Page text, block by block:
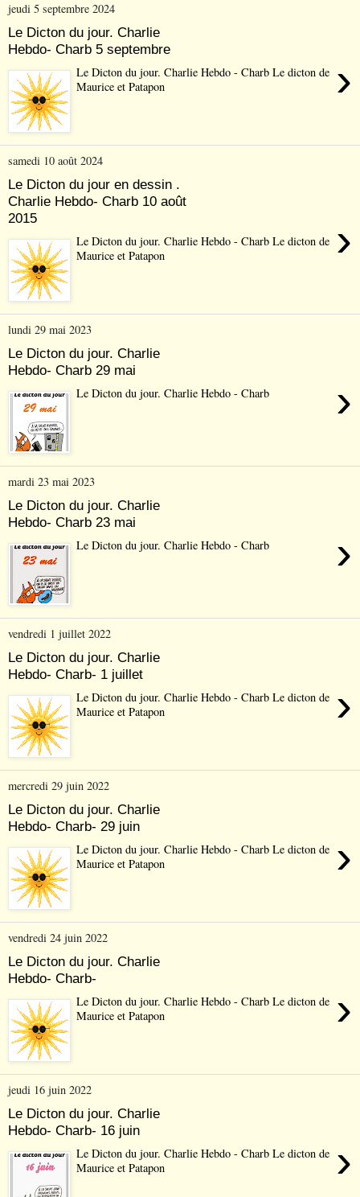
jeudi 5 septembre 2024
Le Dicton du jour. Charlie
Hebdo- Charb 5 septembre
›
Le Dicton du jour. Charlie Hebdo - Charb Le dicton de
Maurice et Patapon
samedi 10 août 2024
Le Dicton du jour en dessin .
Charlie Hebdo- Charb 10 août
2015
›
Le Dicton du jour. Charlie Hebdo - Charb Le dicton de
Maurice et Patapon
lundi 29 mai 2023
Le Dicton du jour. Charlie
Hebdo- Charb 29 mai
›
Le Dicton du jour. Charlie Hebdo - Charb
mardi 23 mai 2023
Le Dicton du jour. Charlie
Hebdo- Charb 23 mai
›
Le Dicton du jour. Charlie Hebdo - Charb
vendredi 1 juillet 2022
Le Dicton du jour. Charlie
Hebdo- Charb- 1 juillet
›
Le Dicton du jour. Charlie Hebdo - Charb Le dicton de
Maurice et Patapon
mercredi 29 juin 2022
Le Dicton du jour. Charlie
Hebdo- Charb- 29 juin
›
Le Dicton du jour. Charlie Hebdo - Charb Le dicton de
Maurice et Patapon
vendredi 24 juin 2022
Le Dicton du jour. Charlie
Hebdo- Charb-
›
Le Dicton du jour. Charlie Hebdo - Charb Le dicton de
Maurice et Patapon
jeudi 16 juin 2022
Le Dicton du jour. Charlie
Hebdo- Charb- 16 juin
›
Le Dicton du jour. Charlie Hebdo - Charb Le dicton de
Maurice et Patapon